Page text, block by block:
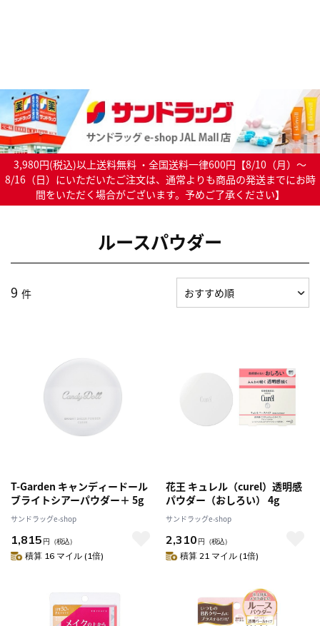
3,980円(税込)以上送料無料 ・全国送料一律600円【8/10（月）～
8/16（日）にいただいたご注文は、通常よりも商品の発送までにお時
間をいただく場合がございます。予めご了承ください】
ルースパウダー
9 件
T-Garden キャンディードール
ブライトシアーパウダー＋ 5g
サンドラッグe-shop
1,815 円 （税込）
積算 16 マイル (1倍)
花王 キュレル（curel）透明感
パウダー（おしろい） 4g
サンドラッグe-shop
2,310 円 （税込）
積算 21 マイル (1倍)